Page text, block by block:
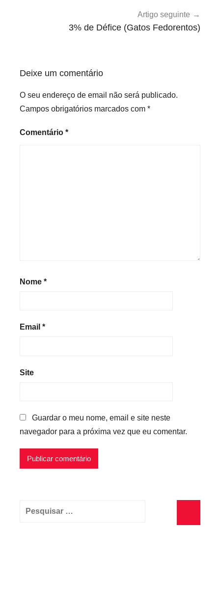
d
Artigo seguinte
3% de Défice (Gatos Fedorentos)
Deixe um comentário
O seu endereço de email não será publicado.
Campos obrigatórios marcados com *
Comentário *
Nome *
Email *
Site
Guardar o meu nome, email e site neste
navegador para a próxima vez que eu comentar.
Pesquisar